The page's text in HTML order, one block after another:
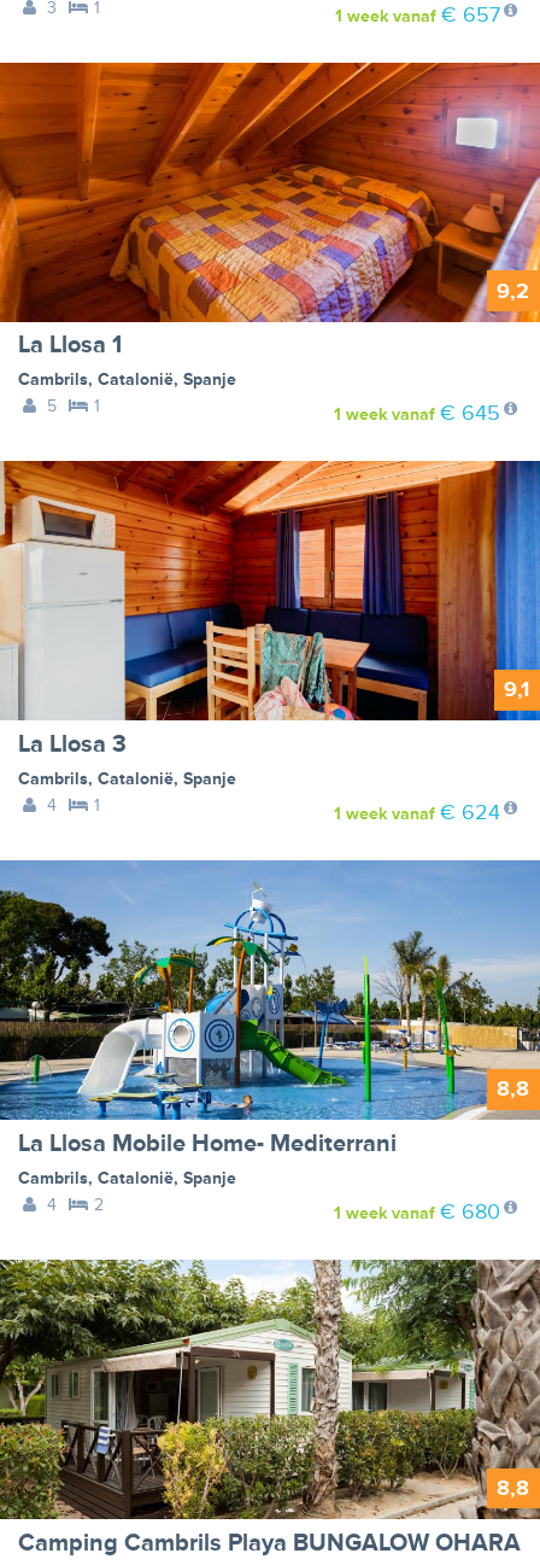
3 1 1 weekvanaf € 657
9,2
La Llosa 1
Cambrils, Catalonië, Spanje
5
1 1 weekvanaf € 645
9,1
La Llosa 3
Cambrils, Catalonië, Spanje
4
1 1 weekvanaf € 624
8,8
La Llosa Mobile Home- Mediterrani
Cambrils, Catalonië, Spanje
4
2 1 weekvanaf € 680
8,8
Camping Cambrils Playa BUNGALOW OHARA